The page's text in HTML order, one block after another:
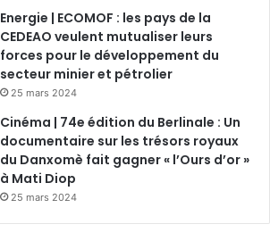
Energie | ECOMOF : les pays de la
CEDEAO veulent mutualiser leurs
forces pour le développement du
secteur minier et pétrolier
25 mars 2024
Cinéma | 74e édition du Berlinale : Un
documentaire sur les trésors royaux
du Danxomè fait gagner « l’Ours d’or »
à Mati Diop
25 mars 2024